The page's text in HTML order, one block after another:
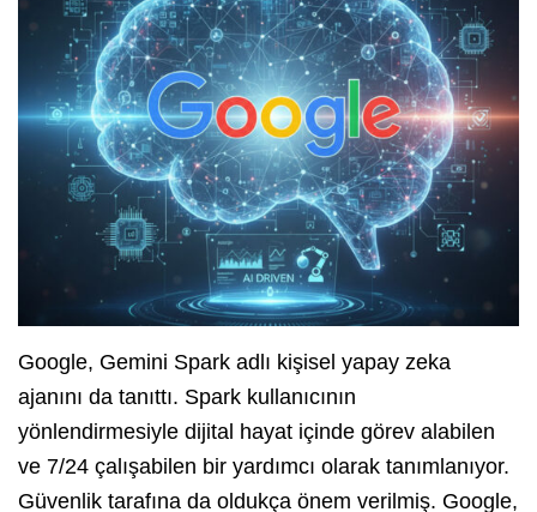
Google, Gemini Spark adlı kişisel yapay zeka
ajanını da tanıttı. Spark kullanıcının
yönlendirmesiyle dijital hayat içinde görev alabilen
ve 7/24 çalışabilen bir yardımcı olarak tanımlanıyor.
Güvenlik tarafına da oldukça önem verilmiş. Google,